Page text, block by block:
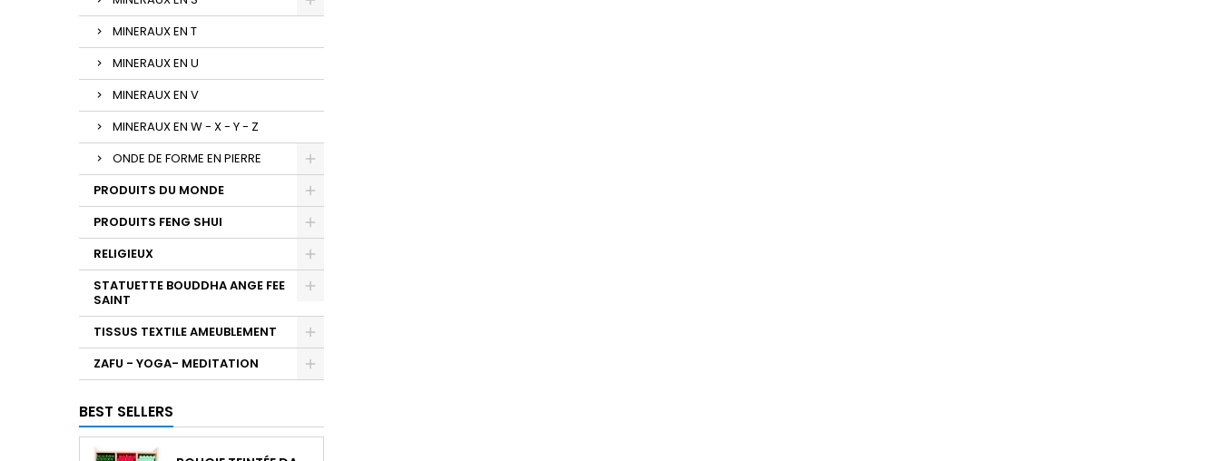
MINERAUX EN T
MINERAUX EN U
MINERAUX EN V
MINERAUX EN W - X - Y - Z
ONDE DE FORME EN PIERRE
PRODUITS DU MONDE
PRODUITS FENG SHUI
RELIGIEUX
STATUETTE BOUDDHA ANGE FEE
SAINT
TISSUS TEXTILE AMEUBLEMENT
ZAFU - YOGA- MEDITATION
BEST SELLERS